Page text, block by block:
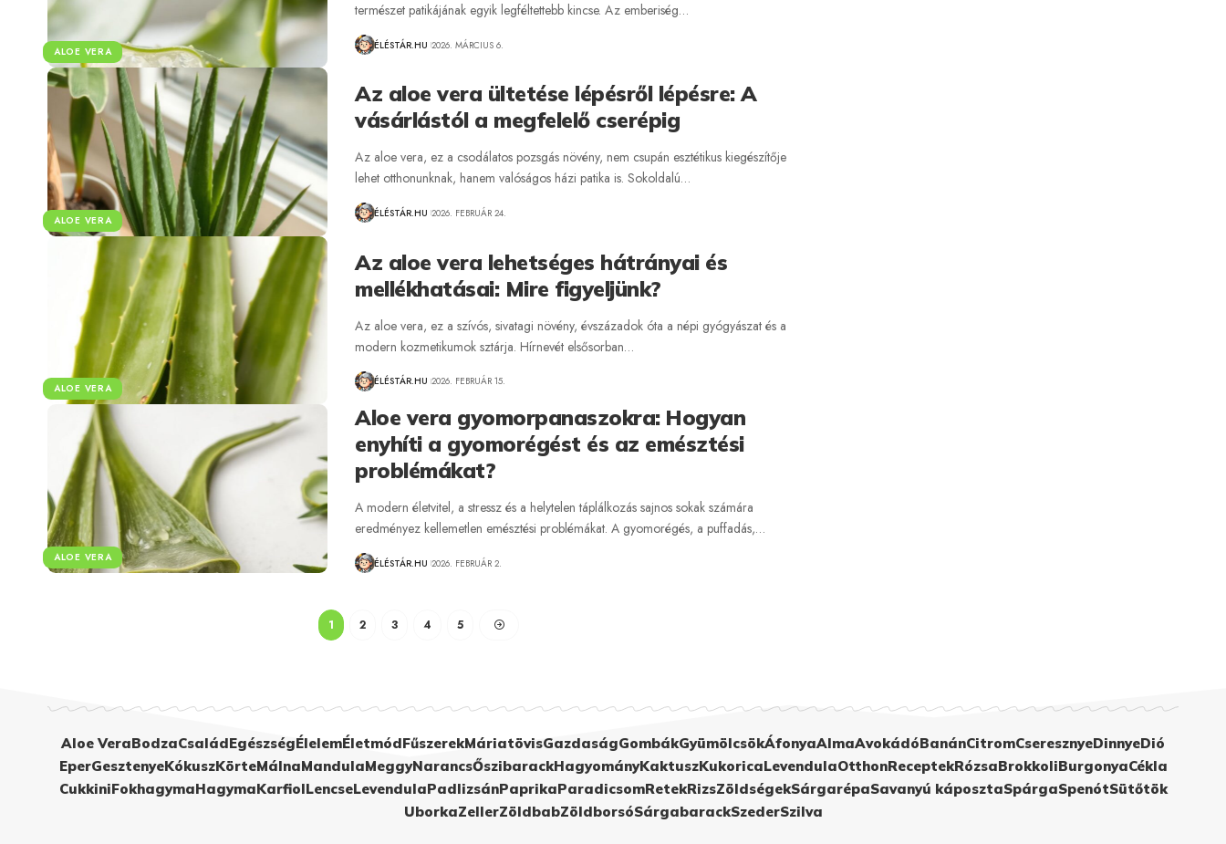
ALOE VERA
természet patikájának egyik legféltettebb kincse. Az emberiség…
ÉLÉSTÁR.HU 2026. MÁRCIUS 6.
ALOE VERA
Az aloe vera ültetése lépésről lépésre: A
vásárlástól a megfelelő cserépig
Az aloe vera, ez a csodálatos pozsgás növény, nem csupán esztétikus kiegészítője
lehet otthonunknak, hanem valóságos házi patika is. Sokoldalú…
ÉLÉSTÁR.HU 2026. FEBRUÁR 24.
ALOE VERA
Az aloe vera lehetséges hátrányai és
mellékhatásai: Mire figyeljünk?
Az aloe vera, ez a szívós, sivatagi növény, évszázadok óta a népi gyógyászat és a
modern kozmetikumok sztárja. Hírnevét elsősorban…
ÉLÉSTÁR.HU 2026. FEBRUÁR 15.
ALOE VERA
Aloe vera gyomorpanaszokra: Hogyan
enyhíti a gyomorégést és az emésztési
problémákat?
A modern életvitel, a stressz és a helytelen táplálkozás sajnos sokak számára
eredményez kellemetlen emésztési problémákat. A gyomorégés, a puffadás,…
ÉLÉSTÁR.HU 2026. FEBRUÁR 2.
1 2 3 4 5
Aloe VeraBodzaCsaládEgészségÉlelemÉletmódFűszerekMáriatövisGazdaságGombákGyümölcsökÁfonyaAlmaAvokádóBanánCitromCseresznyeDinnyeDió
EperGesztenyeKókuszKörteMálnaMandulaMeggyNarancsŐszibarackHagyományKaktuszKukoricaLevendulaOtthonReceptekRózsaBrokkoliBurgonyaCékla
CukkiniFokhagymaHagymaKarfiolLencseLevendulaPadlizsánPaprikaParadicsomRetekRizsZöldségekSárgarépaSavanyú káposztaSpárgaSpenótSütőtök
UborkaZellerZöldbabZöldborsóSárgabarackSzederSzilva